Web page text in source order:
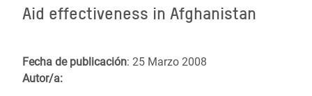
de
a
la
Aid effectiveness in Afghanistan
Fecha de publicación: 25 Marzo 2008
Autor/a: